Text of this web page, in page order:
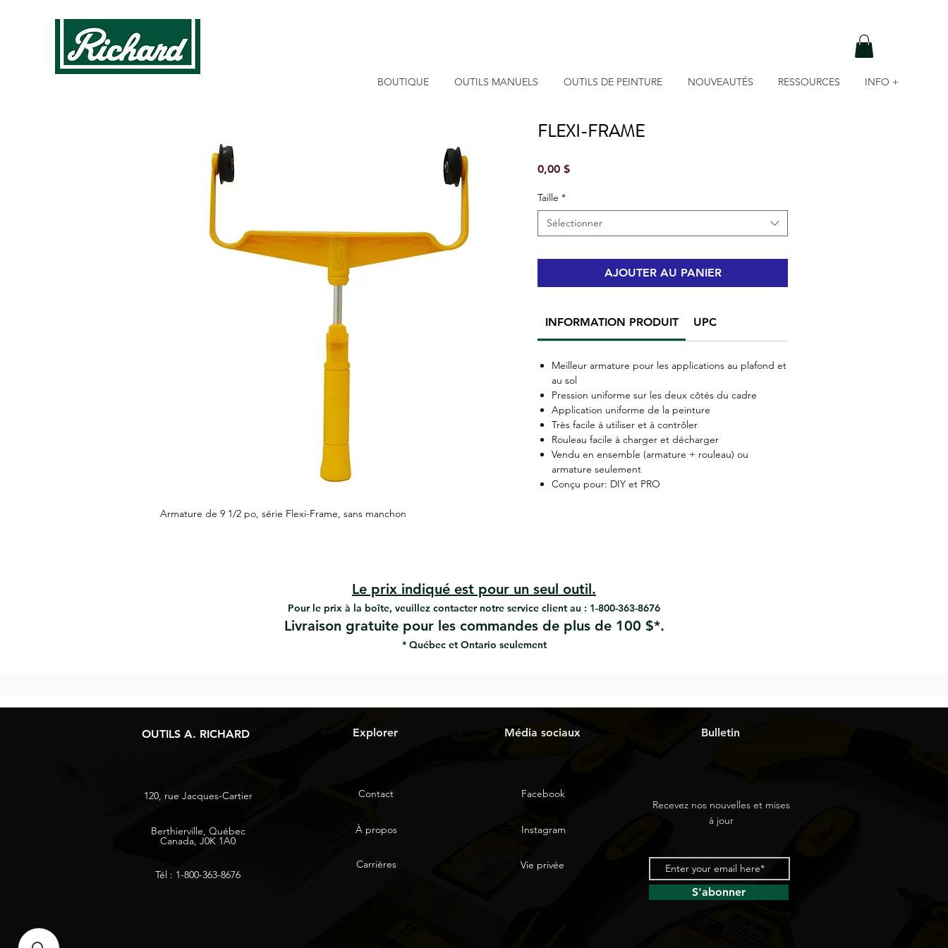
BOUTIQUE OUTILS MANUELS OUTILS DE PEINTURE NOUVEAUTÉS RESSOURCES INFO +
Armature de 9 1/2 po, série Flexi-Frame, sans manchon
FLEXI-FRAME
0,00 $Prix
Taille *
Sélectionner
AJOUTER AU PANIER
INFORMATION PRODUIT UPC
Meilleur armature pour les applications au plafond et
au sol
Pression uniforme sur les deux côtés du cadre
Application uniforme de la peinture
Très facile à utiliser et à contrôler
Rouleau facile à charger et décharger
Vendu en ensemble (armature + rouleau) ou
armature seulement
Conçu pour: DIY et PRO
Le prix indiqué est pour un seul outil.
Pour le prix à la boîte, veuillez contacter notre service client au : 1-800-363-8676
Livraison gratuite pour les commandes de plus de 100 $*.
* Québec et Ontario seulement
OUTILS A. RICHARD
120, rue Jacques-Cartier
Berthierville, Québec
Canada, J0K 1A0
Tél : 1-800-363-8676
Explorer
Contact
À propos
Carrières
Média sociaux
Facebook
Instagram
Vie privée
Bulletin
Recevez nos nouvelles et mises
à jour
S'abonner